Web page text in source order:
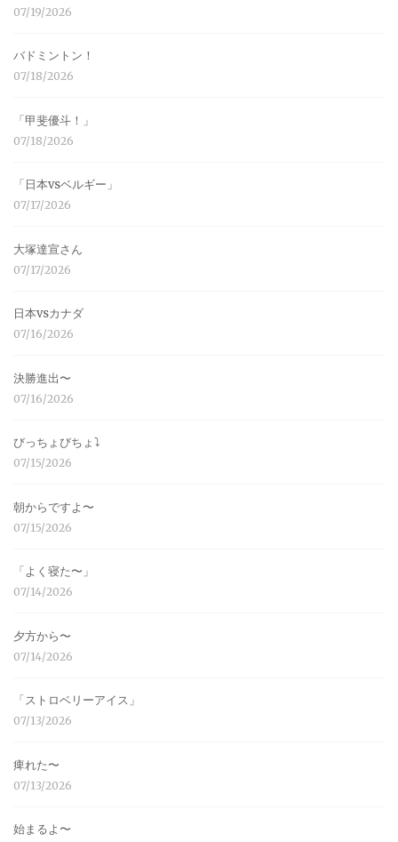
07/19/2026
バドミントン！
07/18/2026
「甲斐優斗！」
07/18/2026
「日本vsベルギー」
07/17/2026
大塚達宣さん
07/17/2026
日本vsカナダ
07/16/2026
決勝進出〜
07/16/2026
びっちょびちょ⤵︎
07/15/2026
朝からですよ〜
07/15/2026
「よく寝た〜」
07/14/2026
夕方から〜
07/14/2026
「ストロベリーアイス」
07/13/2026
痺れた〜
07/13/2026
始まるよ〜